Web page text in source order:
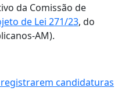
da Comissão de
de Lei 271/23, do
AM).
candidaturas